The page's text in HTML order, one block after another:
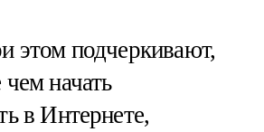
этом подчеркивают,
начать
в Интернете,